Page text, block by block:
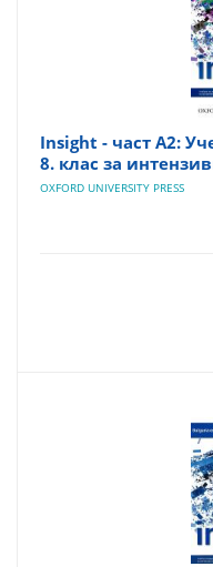
Insight - част A2:
8. клас за
OXFORD UNIVERSITY PRESS